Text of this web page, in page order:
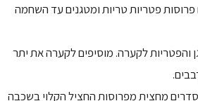
מוסיפים פרוסות פטריות טריות ומטגנים עד השחמה
והפטריות לקערה. מוסיפים לקערה את יתר
מחצית מפרוסות החציל הקלוי בשכבה